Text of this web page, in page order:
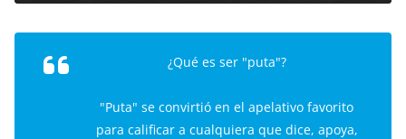
¿Qué es ser "puta"?
"Puta" se convirtió en el apelativo favorito
para calificar a cualquiera que dice, apoya,